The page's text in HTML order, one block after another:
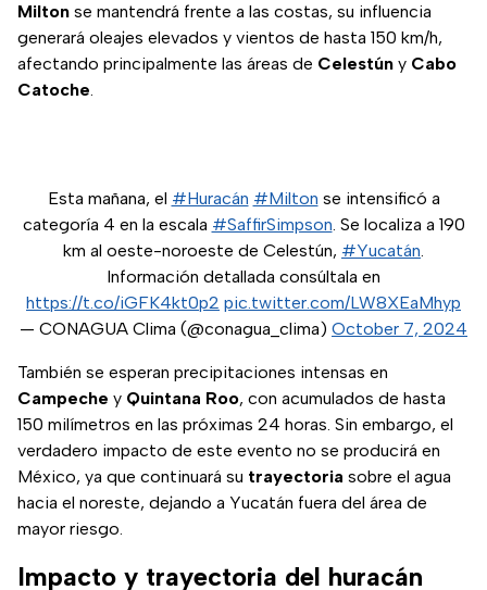
Milton se mantendrá frente a las costas, su influencia
generará oleajes elevados y vientos de hasta 150 km/h,
afectando principalmente las áreas de Celestún y Cabo
Catoche.
Esta mañana, el #Huracán #Milton se intensificó a
categoría 4 en la escala #SaffirSimpson. Se localiza a 190
km al oeste-noroeste de Celestún, #Yucatán.
Información detallada consúltala en
https://t.co/iGFK4kt0p2 pic.twitter.com/LW8XEaMhyp
— CONAGUA Clima (@conagua_clima) October 7, 2024
También se esperan precipitaciones intensas en
Campeche y Quintana Roo, con acumulados de hasta
150 milímetros en las próximas 24 horas. Sin embargo, el
verdadero impacto de este evento no se producirá en
México, ya que continuará su trayectoria sobre el agua
hacia el noreste, dejando a Yucatán fuera del área de
mayor riesgo.
Impacto y trayectoria del huracán